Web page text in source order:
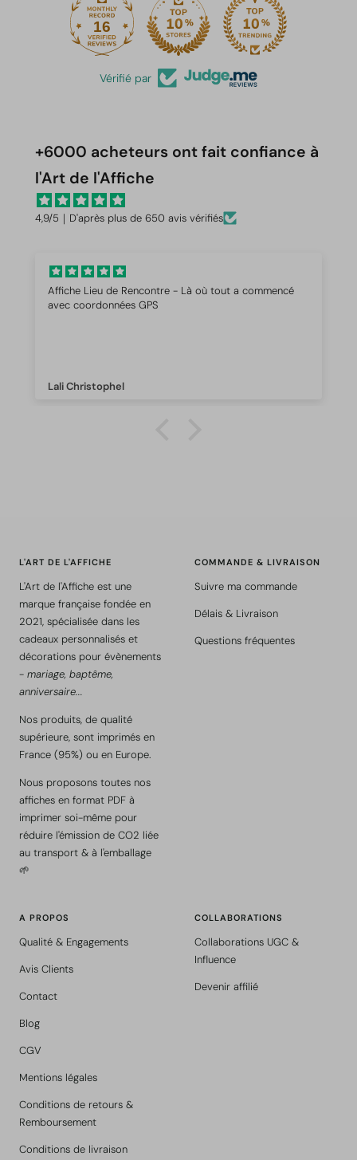
-10% sur votre première commande
470
Vérifié par
+6000 acheteurs ont fait confiance à
l'Art de l'Affiche
4,9/5｜D'après plus de 650 avis vérifiés
Tout est parfait 💓
Je vous recommande l’art de l’affiche si vous cherchez
Clémence Meliné Châtelain
L'ART DE L'AFFICHE
L'Art de l'Affiche est une
marque française fondée en
2021, spécialisée dans les
cadeaux personnalisés et
décorations pour évènements
- mariage, baptême,
anniversaire...
Nos produits, de qualité
supérieure, sont imprimés en
France (95%) ou en Europe.
Nous proposons toutes nos
affiches en format PDF à
imprimer soi-même pour
réduire l'émission de CO2 liée
au transport & à l'emballage
🌱
COMMANDE & LIVRAISON
Suivre ma commande
Délais & Livraison
Questions fréquentes
A PROPOS
Qualité & Engagements
Avis Clients
Contact
Blog
CGV
Mentions légales
Conditions de retours &
Remboursement
Conditions de livraison
COLLABORATIONS
Collaborations UGC &
Influence
Devenir affilié